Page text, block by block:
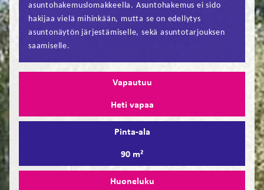
asuntohakemuslomakkeella. Asuntohakemus ei sido
hakijaa vielä mihinkään, mutta se on edellytys
asuntonäytön järjestämiselle, sekä asuntotarjouksen
saamiselle.
Vapautuu
Heti vapaa
Pinta-ala
90 m²
Huoneluku